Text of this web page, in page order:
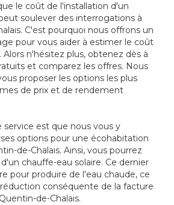
le coût de l'installation d'un
soulever des interrogations à
C'est pourquoi nous offrons un
pour vous aider à estimer le coût
n'hésitez plus, obtenez dès à
et comparez les offres. Nous
proposer les options les plus
de prix et de rendement
service est que nous vous y
options pour une écohabitation
de-Chalais. Ainsi, vous pourrez
chauffe-eau solaire. Ce dernier
pour produire de l'eau chaude, ce
conséquente de la facture
de-Chalais.